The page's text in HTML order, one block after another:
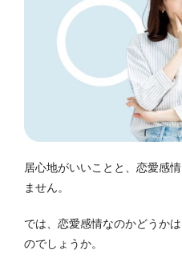
居心地がいいことと、恋愛感
ません。
では、恋愛感情なのかどうか
のでしょうか。